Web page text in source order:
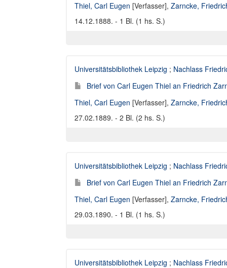
Thiel, Carl Eugen [Verfasser], Zarncke,
14.12.1888. - 1 Bl. (1 hs. S.)
Universitätsbibliothek Leipzig ; Nachlass
Brief von Carl Eugen Thiel an Friedrich
Thiel, Carl Eugen [Verfasser], Zarncke,
27.02.1889. - 2 Bl. (2 hs. S.)
Universitätsbibliothek Leipzig ; Nachlass
Brief von Carl Eugen Thiel an Friedrich
Thiel, Carl Eugen [Verfasser], Zarncke,
29.03.1890. - 1 Bl. (1 hs. S.)
Universitätsbibliothek Leipzig ; Nachlass